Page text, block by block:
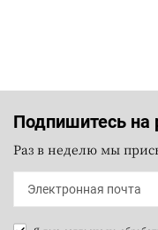
Подпишитесь на
Раз в неделю мы